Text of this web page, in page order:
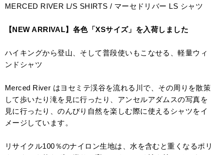
MERCED RIVER L/S SHIRTS / マーセドリバー LS シャツ
【NEW ARRIVAL】各色「XSサイズ」を入荷しました
ハイキングから登山、そして普段使いもこなせる、軽量ウィ
ンドシャツ
Merced River はヨセミテ渓谷を流れる川で、その周りを散策
して歩いたり滝を見に行ったり、アンセルアダムスの写真を
見に行ったり、のんびり自然を楽しむ際に使えるシャツをイ
メージしています。
リサイクル100％のナイロン生地は、水を含むと重くなるポリ